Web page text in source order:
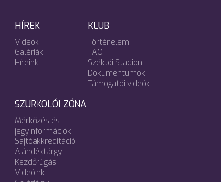
HÍREK
Videók
Galériák
Híreink
KLUB
Történelem
TAO
Széktói Stadion
Dokumentumok
Támogatói videók
SZURKOLÓI ZÓNA
Mérkőzés és
jegyinformációk
Sajtóakkreditáció
Ajándéktárgy
Kezdőrúgás
Videóink